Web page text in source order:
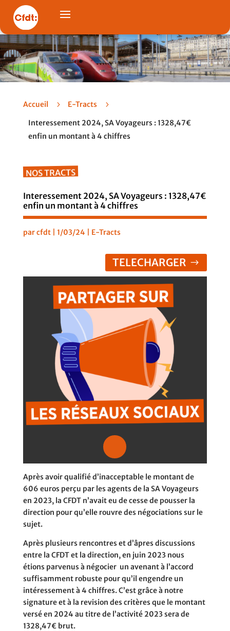
Accueil 5 E-Tracts
5
Interessement 2024, SA Voyageurs : 1328,47€
enfin un montant à 4 chiffres
NOS TRACTS
Interessement 2024, SA Voyageurs : 1328,47€
enfin un montant à 4 chiffres
parcfdt| 1/03/24 E-Tracts
TELECHARGER
Après avoir qualifié d’inacceptable le montant de
606 euros perçu par les agents de la SA Voyageurs
en 2023, la CFDT n’avait eu de cesse de pousser la
direction pour qu’elle rouvre des négociations sur le
sujet.
Après plusieurs rencontres et d’âpres discussions
entre la CFDT et la direction, en juin 2023 nous
étions parvenus à négocier un avenant à l’accord
suffisamment robuste pour qu’il engendre un
intéressement à 4 chiffres. C’est grâce à notre
signature et à la revision des critères que le montant
versé en 2024 au titre de l’activité 2023 sera de
1328,47€ brut.